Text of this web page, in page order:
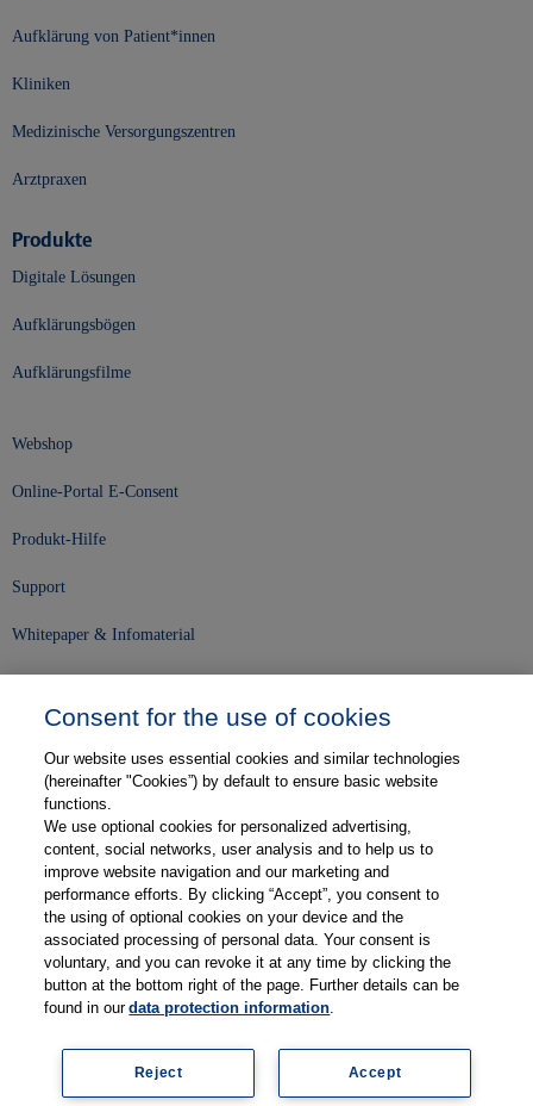
Aufklärung von Patient*innen
Kliniken
Medizinische Versorgungszentren
Arztpraxen
Produkte
Digitale Lösungen
Aufklärungsbögen
Aufklärungsfilme
Webshop
Online-Portal E-Consent
Produkt-Hilfe
Support
Whitepaper & Infomaterial
Karriere
Kontakt
Web-Semniare
Anwenderberichte
Partner
Impressum Datenschutz Kontakt AGB
Consent for the use of cookies
Our website uses essential cookies and similar technologies
(hereinafter "Cookies”) by default to ensure basic website
functions.
We use optional cookies for personalized advertising,
content, social networks, user analysis and to help us to
improve website navigation and our marketing and
performance efforts. By clicking “Accept”, you consent to
the using of optional cookies on your device and the
associated processing of personal data. Your consent is
voluntary, and you can revoke it at any time by clicking the
button at the bottom right of the page. Further details can be
found in ourdata protection information.
Accept
Reject